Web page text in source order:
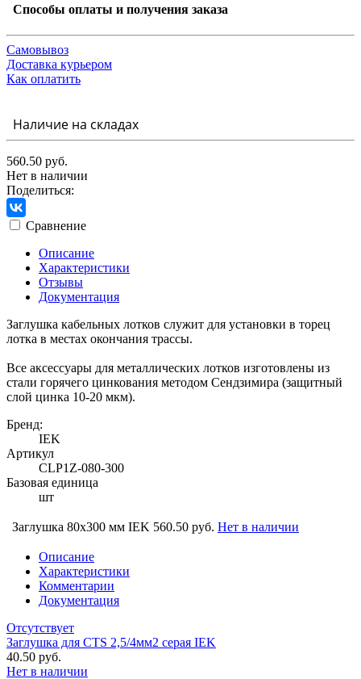
Способы оплаты и получения заказа
Самовывоз
Доставка курьером
Как оплатить
Наличие на складах
560.50 руб.
Нет в наличии
Поделиться:
Сравнение
Описание
Характеристики
Отзывы
Документация
Заглушка кабельных лотков служит для установки в торец
лотка в местах окончания трассы.
Все аксессуары для металлических лотков изготовлены из
стали горячего цинкования методом Сендзимира (защитный
слой цинка 10-20 мкм).
Бренд:
IEK
Артикул
CLP1Z-080-300
Базовая единица
шт
Заглушка 80х300 мм IEK 560.50 руб. Нет в наличии
Описание
Характеристики
Комментарии
Документация
Отсутствует
Заглушка для CTS 2,5/4мм2 серая IEK
40.50 руб.
Нет в наличии